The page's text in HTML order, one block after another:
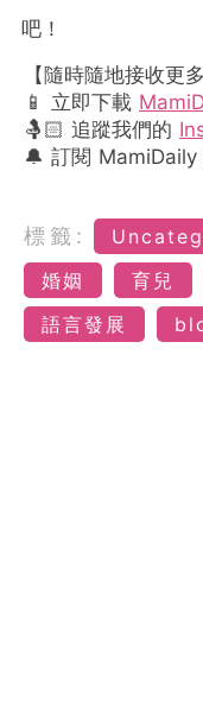
吧！
【隨時隨地接收更
📱 立即下載
🤱🏻 追蹤我們的
🔔 訂閱 MamiDaily
標籤:
婚姻
育兒
語言發展